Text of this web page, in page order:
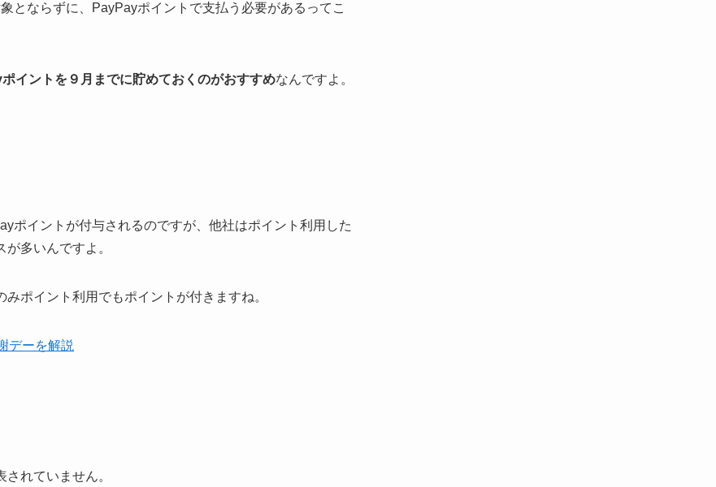
とならずに、PayPayポイントで支払う必要があるってこ
イントを９月までに貯めておくのがおすすめなんですよ。
ポイントが付与されるのですが、他社はポイント利用した
多いんですよ。
ポイント利用でもポイントが付きますね。
デーを解説
れていません。